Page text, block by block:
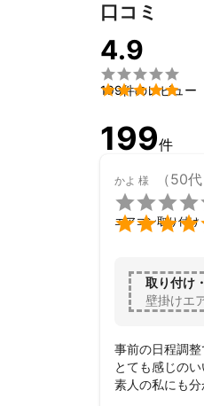
口コミ
4.9


199件のレビュー
199件
かよ 様 （50
エアコン取り付け
取り付け
壁掛けエ
事前の日程調
とても感じの
素人の私にも